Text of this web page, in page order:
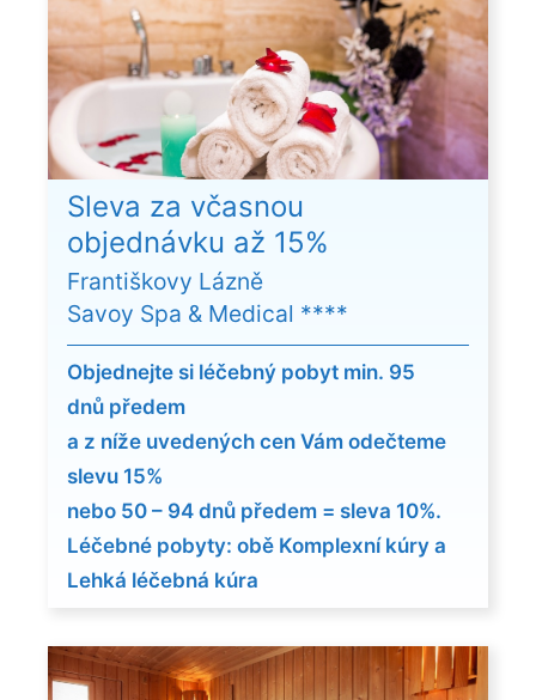
Sleva za včasnou
objednávku až 15%
Františkovy Lázně
Savoy Spa & Medical ****
Objednejte si léčebný pobyt min. 95
dnů předem
a z níže uvedených cen Vám odečteme
slevu 15%
nebo 50 – 94 dnů předem = sleva 10%.
Léčebné pobyty: obě Komplexní kúry a
Lehká léčebná kúra